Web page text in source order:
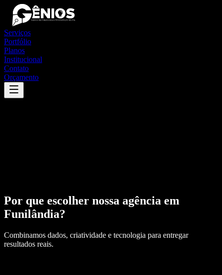
Serviços
Portfólio
Planos
Institucional
Contato
Orçamento
Por que escolher nossa agência em
Funilândia?
Combinamos dados, criatividade e tecnologia para entregar
resultados reais.